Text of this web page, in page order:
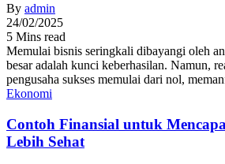
By admin
24/02/2025
5 Mins read
Memulai bisnis seringkali dibayangi oleh
besar adalah kunci keberhasilan. Namun,
pengusaha sukses memulai dari nol,
Ekonomi
Contoh Finansial untuk
Lebih Sehat